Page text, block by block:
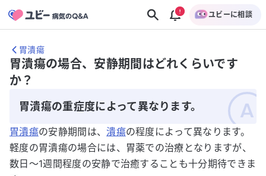
ユビーに相談
胃潰瘍
胃潰瘍の場合、安静期間はどれくらいです
か？
胃潰瘍の重症度によって異なります。
胃潰瘍の安静期間は、潰瘍の程度によって異なります。
軽度の胃潰瘍の場合には、胃薬での治療となりますが、
数日～1週間程度の安静で治癒することも十分期待できま